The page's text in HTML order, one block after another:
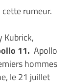
rumeur.
Kubrick,
11. Apollo
hommes
le 21 juillet